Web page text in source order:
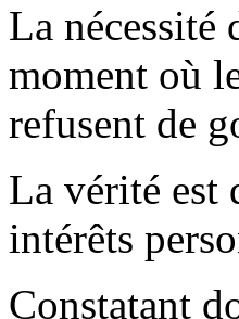
La nécessité
moment où
refusent de
La vérité est
intérêts
Constatant